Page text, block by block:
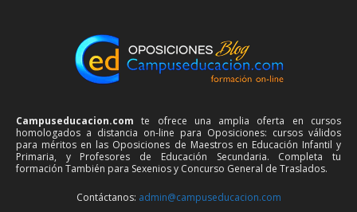
Campuseducacion.com te ofrece una amplia oferta en cursos
homologados a distancia on-line para Oposiciones: cursos válidos
para méritos en las Oposiciones de Maestros en Educación Infantil y
Primaria, y Profesores de Educación Secundaria. Completa tu
formación También para Sexenios y Concurso General de Traslados.
Contáctanos: admin@campuseducacion.com